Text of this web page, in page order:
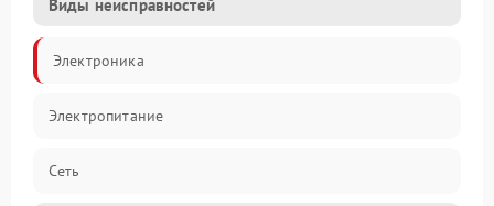
Виды неисправностей
Электроника
Электропитание
Сеть